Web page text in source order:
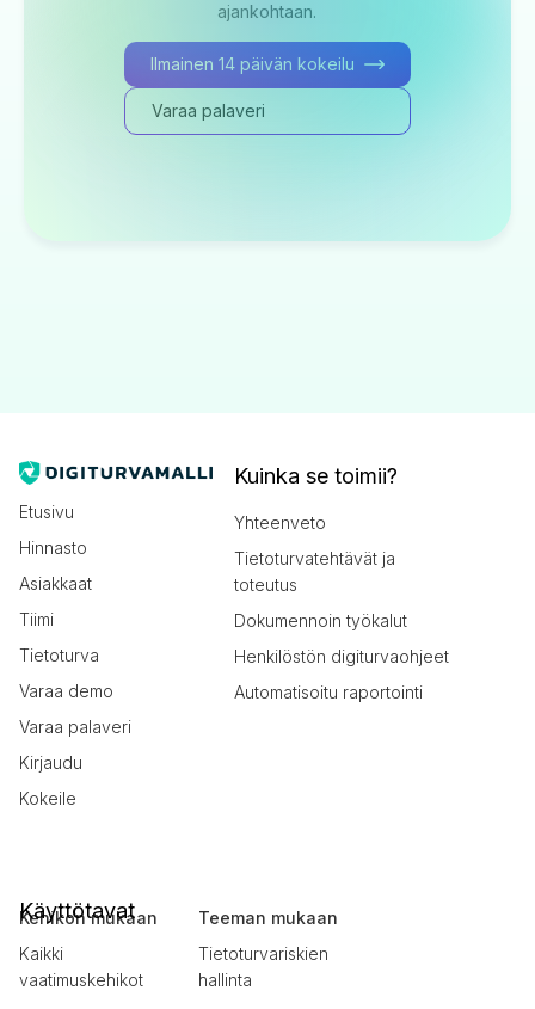
ajankohtaan.
Ilmainen 14 päivän kokeilu
Varaa palaveri
Etusivu
Hinnasto
Asiakkaat
Tiimi
Tietoturva
Varaa demo
Varaa palaveri
Kirjaudu
Kokeile
Kuinka se toimii?
Yhteenveto
Tietoturvatehtävät ja
toteutus
Dokumennoin työkalut
Henkilöstön digiturvaohjeet
Automatisoitu raportointi
Käyttötavat
Kehikon mukaan
Kaikki
vaatimuskehikot
Teeman mukaan
Tietoturvariskien
hallinta